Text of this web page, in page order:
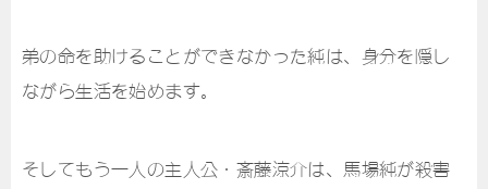
弟の命を助けることができなかった純は、身分を隠し
ながら生活を始めます。
そしてもう一人の主人公・斎藤涼介は、馬場純が殺害